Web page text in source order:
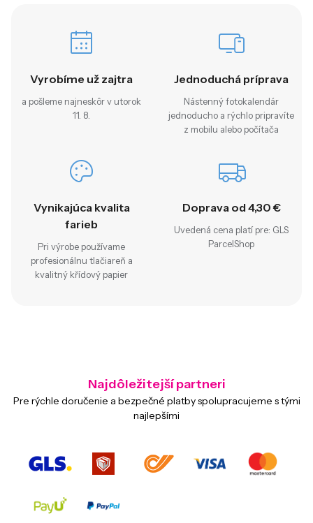
Vyrobíme už zajtra
a pošleme najneskôr v utorok
11. 8.
Jednoduchá príprava
Nástenný fotokalendár
jednoducho a rýchlo pripravíte
z mobilu alebo počítača
Vynikajúca kvalita
farieb
Pri výrobe používame
profesionálnu tlačiareň a
kvalitný křídový papier
Doprava od 4,30 €
Uvedená cena platí pre: GLS
ParcelShop
Najdôležitejší partneri
Pre rýchle doručenie a bezpečné platby spolupracujeme s tými
najlepšími